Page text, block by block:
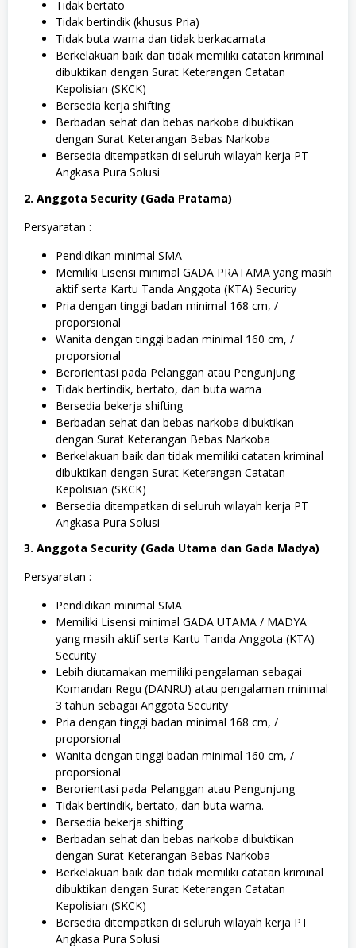
Tidak bertato
Tidak bertindik (khusus Pria)
Tidak buta warna dan tidak berkacamata
Berkelakuan baik dan tidak memiliki catatan kriminal
dibuktikan dengan Surat Keterangan Catatan
Kepolisian (SKCK)
Bersedia kerja shifting
Berbadan sehat dan bebas narkoba dibuktikan
dengan Surat Keterangan Bebas Narkoba
Bersedia ditempatkan di seluruh wilayah kerja PT
Angkasa Pura Solusi
2. Anggota Security (Gada Pratama)
Persyaratan :
Pendidikan minimal SMA
Memiliki Lisensi minimal GADA PRATAMA yang masih
aktif serta Kartu Tanda Anggota (KTA) Security
Pria dengan tinggi badan minimal 168 cm, /
proporsional
Wanita dengan tinggi badan minimal 160 cm, /
proporsional
Berorientasi pada Pelanggan atau Pengunjung
Tidak bertindik, bertato, dan buta warna
Bersedia bekerja shifting
Berbadan sehat dan bebas narkoba dibuktikan
dengan Surat Keterangan Bebas Narkoba
Berkelakuan baik dan tidak memiliki catatan kriminal
dibuktikan dengan Surat Keterangan Catatan
Kepolisian (SKCK)
Bersedia ditempatkan di seluruh wilayah kerja PT
Angkasa Pura Solusi
3. Anggota Security (Gada Utama dan Gada Madya)
Persyaratan :
Pendidikan minimal SMA
Memiliki Lisensi minimal GADA UTAMA / MADYA
yang masih aktif serta Kartu Tanda Anggota (KTA)
Security
Lebih diutamakan memiliki pengalaman sebagai
Komandan Regu (DANRU) atau pengalaman minimal
3 tahun sebagai Anggota Security
Pria dengan tinggi badan minimal 168 cm, /
proporsional
Wanita dengan tinggi badan minimal 160 cm, /
proporsional
Berorientasi pada Pelanggan atau Pengunjung
Tidak bertindik, bertato, dan buta warna.
Bersedia bekerja shifting
Berbadan sehat dan bebas narkoba dibuktikan
dengan Surat Keterangan Bebas Narkoba
Berkelakuan baik dan tidak memiliki catatan kriminal
dibuktikan dengan Surat Keterangan Catatan
Kepolisian (SKCK)
Bersedia ditempatkan di seluruh wilayah kerja PT
Angkasa Pura Solusi